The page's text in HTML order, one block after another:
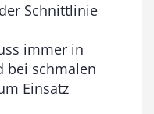
Schnittlinie
immer in
bei schmalen
Einsatz